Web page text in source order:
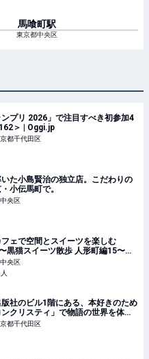
馬喰町駅
東京都中央区
ンプリ 2026」で注目すべき初参加4
＞ | Oggi.jp
都千代田区
いた小島賢治の独立店。こだわりの
小伝馬町で。
央区
ェで空間とスイーツを楽しむ
黒猫スイーツ散歩 人形町編15〜｜
達人
央区
版社のビル1階にある、本好きのため
クリスティ」で物語の世界を体験
都千代田区